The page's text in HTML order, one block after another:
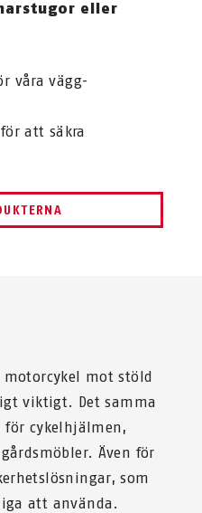
eller
våra vägg-
att säkra
mot stöld
viktigt. Det samma
cykelhjälmen,
Även för
som
att använda.